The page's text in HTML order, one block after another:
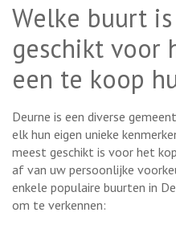
Welke buurt
geschikt voor
een te koop
Deurne is een diverse
elk hun eigen unieke
meest geschikt is voor het
af van uw persoonlijke
enkele populaire buurten in
om te verkennen: